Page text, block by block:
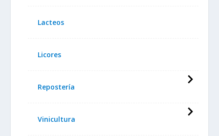
Lacteos
Licores
Repostería
Vinicultura